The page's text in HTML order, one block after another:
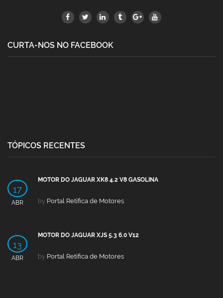
CURTA-NOS NO FACEBOOK
TÓPICOS RECENTES
17
ABR
MOTOR DO JAGUAR XK8 4.2 V8 GASOLINA
by Portal Retífica de Motores
13
ABR
MOTOR DO JAGUAR XJS 5.3 6.0 V12
by Portal Retífica de Motores